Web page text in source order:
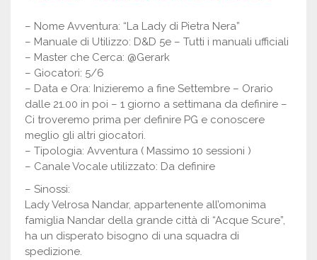
– Nome Avventura: “La Lady di Pietra Nera”
– Manuale di Utilizzo: D&D 5e – Tutti i manuali ufficiali
– Master che Cerca: @Gerark
– Giocatori: 5/6
– Data e Ora: Inizieremo a fine Settembre – Orario
dalle 21.00 in poi – 1 giorno a settimana da definire –
Ci troveremo prima per definire PG e conoscere
meglio gli altri giocatori.
– Tipologia: Avventura ( Massimo 10 sessioni )
– Canale Vocale utilizzato: Da definire
– Sinossi:
Lady Velrosa Nandar, appartenente all’omonima
famiglia Nandar della grande città di “Acque Scure”,
ha un disperato bisogno di una squadra di
spedizione.